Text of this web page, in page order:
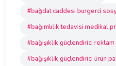
#bağdat caddesi burgerci
#bağımlılık tedavisi medikal pr
#bağışıklık güçlendirici
#bağışıklık güçlendirici ürün